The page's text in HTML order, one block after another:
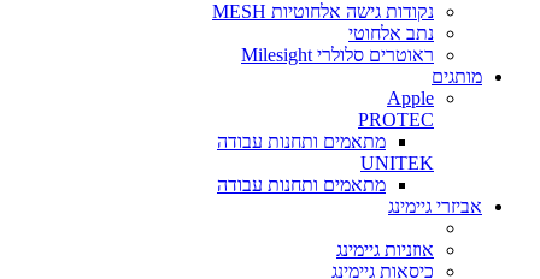
נקודות גישה אלחוטיות MESH
נתב אלחוטי
ראוטרים סלולרי Milesight
מותגים
Apple
PROTEC
מתאמים ותחנות עבודה
UNITEK
מתאמים ותחנות עבודה
אביזרי גיימינג
אוזניות גיימינג
כיסאות גיימינג